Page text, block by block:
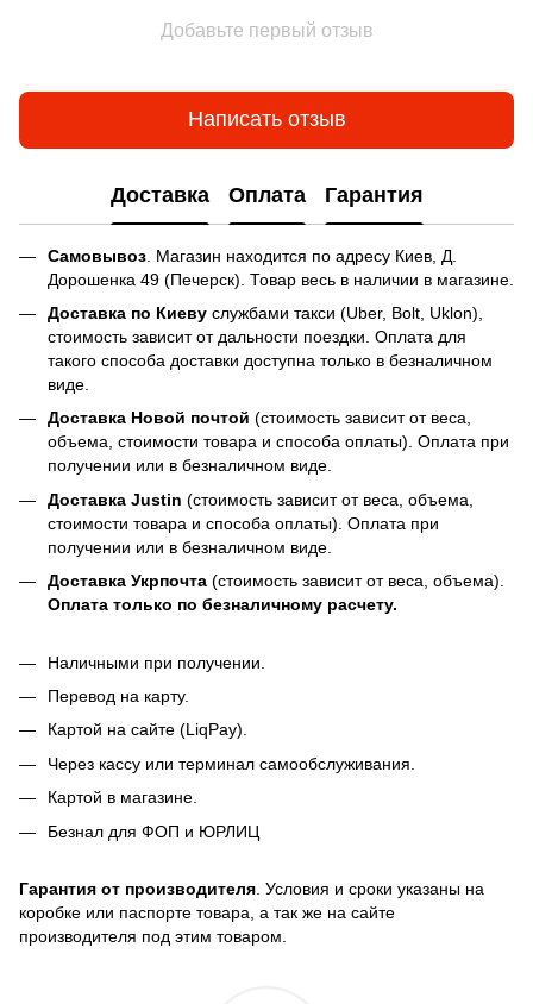
Добавьте первый отзыв
Написать отзыв
Доставка Оплата Гарантия
Самовывоз . Магазин находится по адресу Киев, Д.
Дорошенка 49 (Печерск). Товар весь в наличии в магазине.
Доставка по Киеву службами такси (Uber, Bolt, Uklon),
стоимость зависит от дальности поездки. Оплата для
такого способа доставки доступна только в безналичном
виде.
Доставка Новой почтой (стоимость зависит от веса,
объема, стоимости товара и способа оплаты). Оплата при
получении или в безналичном виде.
Доставка Justin (стоимость зависит от веса, объема,
стоимости товара и способа оплаты). Оплата при
получении или в безналичном виде.
Доставка Укрпочта (стоимость зависит от веса, объема).
Оплата только по безналичному расчету.
Наличными при получении.
Перевод на карту.
Картой на сайте (LiqPay).
Через кассу или терминал самообслуживания.
Картой в магазине.
Безнал для ФОП и ЮРЛИЦ
Гарантия от производителя . Условия и сроки указаны на
коробке или паспорте товара, а так же на сайте
производителя под этим товаром.